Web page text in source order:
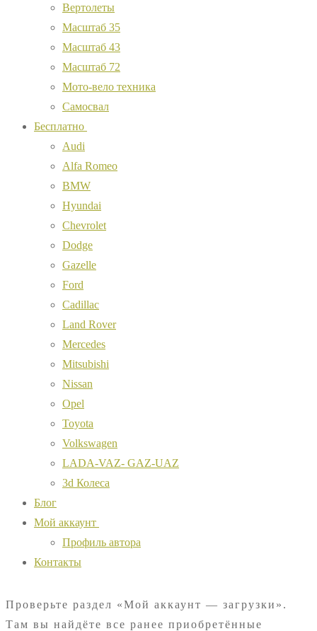
Вертолеты
Масштаб 35
Масштаб 43
Масштаб 72
Мото-вело техника
Самосвал
Бесплатно
Audi
Alfa Romeo
BMW
Hyundai
Chevrolet
Dodge
Gazelle
Ford
Cadillac
Land Rover
Mercedes
Mitsubishi
Nissan
Opel
Toyota
Volkswagen
LADA-VAZ- GAZ-UAZ
3d Колеса
Блог
Мой аккаунт
Профиль автора
Контакты
Проверьте раздел «Мой аккаунт — загрузки».
Там вы найдёте все ранее приобретённые